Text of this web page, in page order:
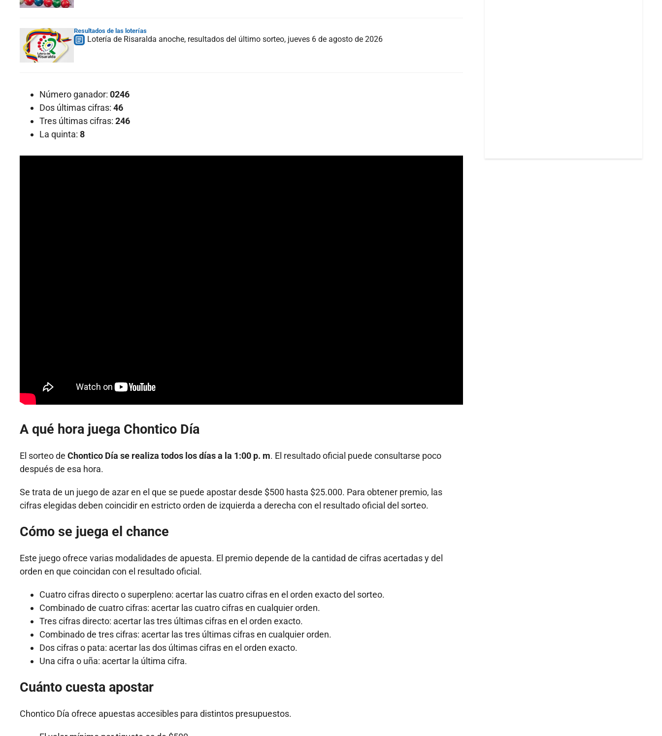
Resultados de las loterías
Lotería de Risaralda anoche, resultados del último sorteo, jueves 6 de agosto de 2026
Número ganador: 0246
Dos últimas cifras: 46
Tres últimas cifras: 246
La quinta: 8
A qué hora juega Chontico Día
El sorteo de Chontico Día se realiza todos los días a la 1:00 p. m. El resultado oficial puede consultarse poco
después de esa hora.
Se trata de un juego de azar en el que se puede apostar desde $500 hasta $25.000. Para obtener premio, las
cifras elegidas deben coincidir en estricto orden de izquierda a derecha con el resultado oficial del sorteo.
Cómo se juega el chance
Este juego ofrece varias modalidades de apuesta. El premio depende de la cantidad de cifras acertadas y del
orden en que coincidan con el resultado oficial.
Cuatro cifras directo o superpleno: acertar las cuatro cifras en el orden exacto del sorteo.
Combinado de cuatro cifras: acertar las cuatro cifras en cualquier orden.
Tres cifras directo: acertar las tres últimas cifras en el orden exacto.
Combinado de tres cifras: acertar las tres últimas cifras en cualquier orden.
Dos cifras o pata: acertar las dos últimas cifras en el orden exacto.
Una cifra o uña: acertar la última cifra.
Cuánto cuesta apostar
Chontico Día ofrece apuestas accesibles para distintos presupuestos.